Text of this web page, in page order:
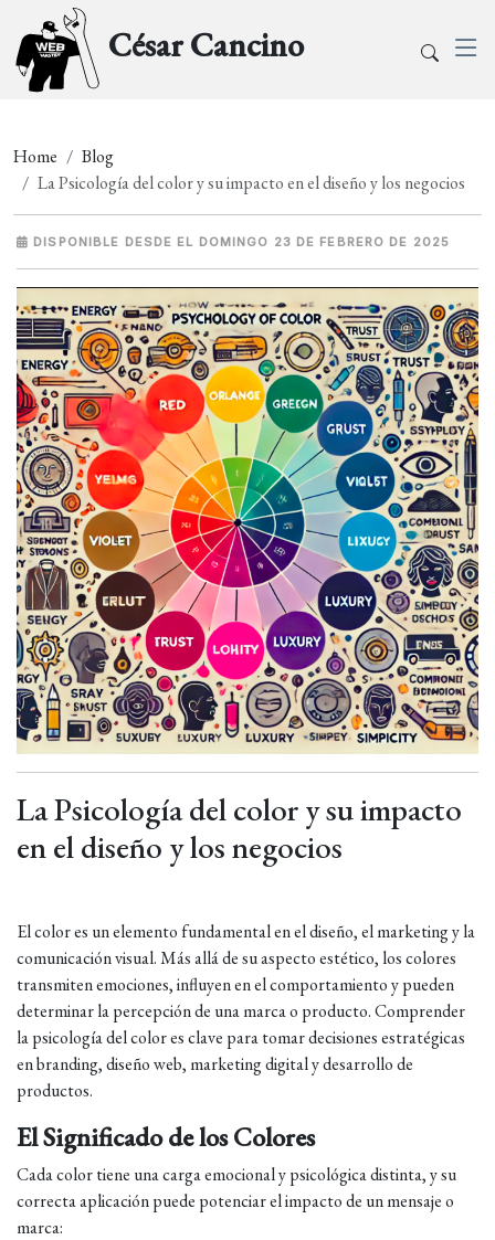
César Cancino
Home
Blog
La Psicología del color y su impacto en el diseño y los negocios
DISPONIBLE DESDE EL DOMINGO 23 DE FEBRERO DE 2025
La Psicología del color y su impacto
en el diseño y los negocios
El color es un elemento fundamental en el diseño, el marketing y la
comunicación visual. Más allá de su aspecto estético, los colores
transmiten emociones, influyen en el comportamiento y pueden
determinar la percepción de una marca o producto. Comprender
la psicología del color es clave para tomar decisiones estratégicas
en branding, diseño web, marketing digital y desarrollo de
productos.
El Significado de los Colores
Cada color tiene una carga emocional y psicológica distinta, y su
correcta aplicación puede potenciar el impacto de un mensaje o
marca: